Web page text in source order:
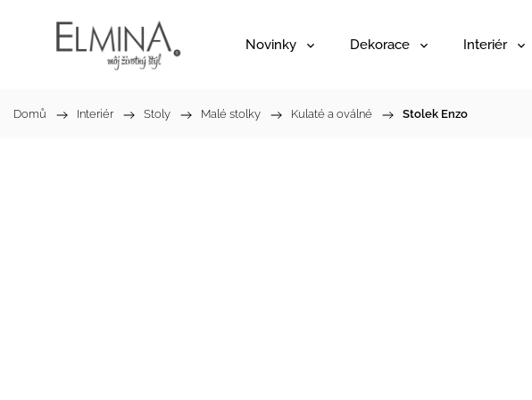
Novinky Dekorace Interiér
Domů / Interiér / Stoly / Malé stolky / Kulaté a oválné / Stolek Enzo